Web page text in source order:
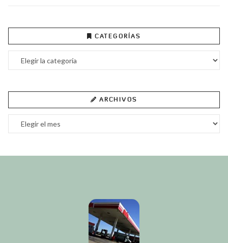
CATEGORÍAS
Categorías
ARCHIVOS
Archivos